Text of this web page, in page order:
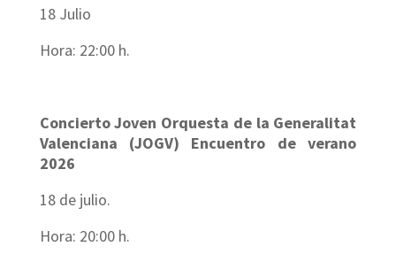
18 Julio
Hora: 22:00 h.
Concierto Joven Orquesta de la Generalitat
Valenciana (JOGV) Encuentro de verano
2026
18 de julio.
Hora: 20:00 h.